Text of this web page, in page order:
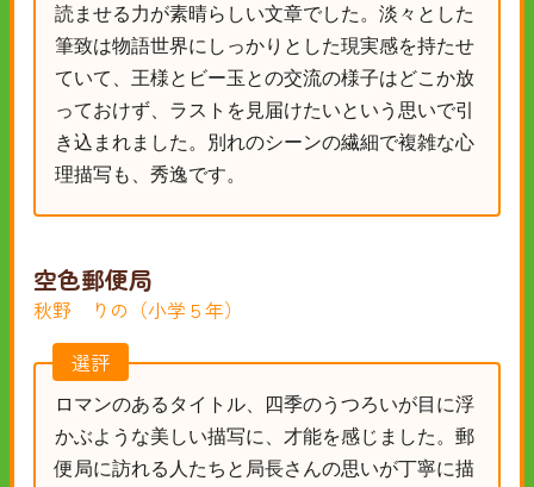
読ませる力が素晴らしい文章でした。淡々とした
筆致は物語世界にしっかりとした現実感を持たせ
ていて、王様とビー玉との交流の様子はどこか放
っておけず、ラストを見届けたいという思いで引
き込まれました。別れのシーンの繊細で複雑な心
理描写も、秀逸です。
空色郵便局
秋野 りの（小学５年）
選評
ロマンのあるタイトル、四季のうつろいが目に浮
かぶような美しい描写に、才能を感じました。郵
便局に訪れる人たちと局長さんの思いが丁寧に描